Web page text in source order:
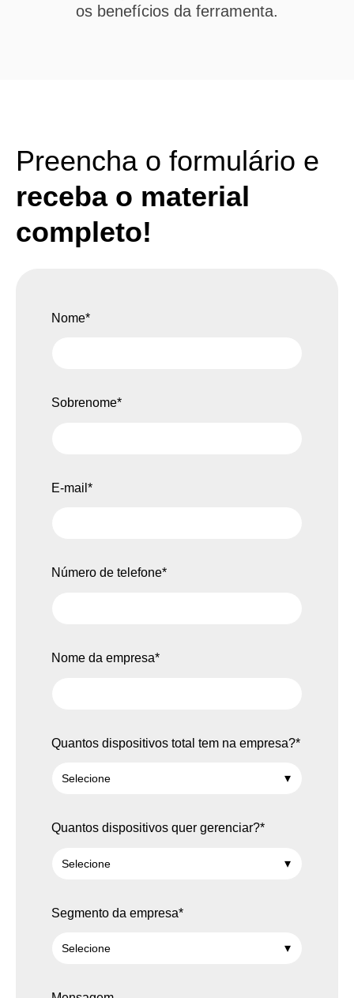
os benefícios da ferramenta.
Preencha o formulário e
receba o material
completo!
Nome*
Sobrenome*
E-mail *
Número de telefone*
Nome da empresa*
Quantos dispositivos total tem na empresa?*
Quantos dispositivos quer gerenciar?*
Segmento da empresa*